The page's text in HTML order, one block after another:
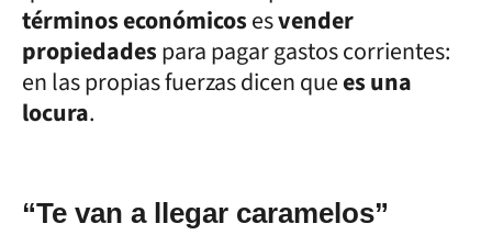
términos económicosesvender
propiedadespara pagar gastos corrientes:
en las propias fuerzas dicen quees una
locura.
“Te van a llegar caramelos”